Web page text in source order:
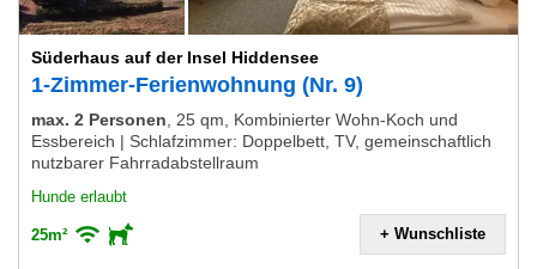
Süderhaus auf der Insel Hiddensee
1-Zimmer-Ferienwohnung (Nr. 9)
max. 2 Personen
25 qm, Kombinierter Wohn-Koch und
Essbereich | Schlafzimmer: Doppelbett, TV, gemeinschaftlich
nutzbarer Fahrradabstellraum
Hunde erlaubt
25m² + Wunschliste